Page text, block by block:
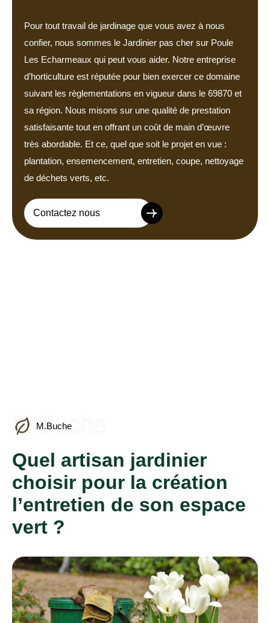
Pour tout travail de jardinage que vous avez à nous
confier, nous sommes le Jardinier pas cher sur Poule
Les Echarmeaux qui peut vous aider. Notre entreprise
d’horticulture est réputée pour bien exercer ce domaine
suivant les règlementations en vigueur dans le 69870 et
sa région. Nous misons sur une qualité de prestation
satisfaisante tout en offrant un coût de main d’œuvre
très abordable. Et ce, quel que soit le projet en vue :
plantation, ensemencement, entretien, coupe, nettoyage
de déchets verts, etc.
Contactez nous
M.Buche
M.Buche
Quel artisan jardinier
choisir pour la création
l’entretien de son espace
vert ?